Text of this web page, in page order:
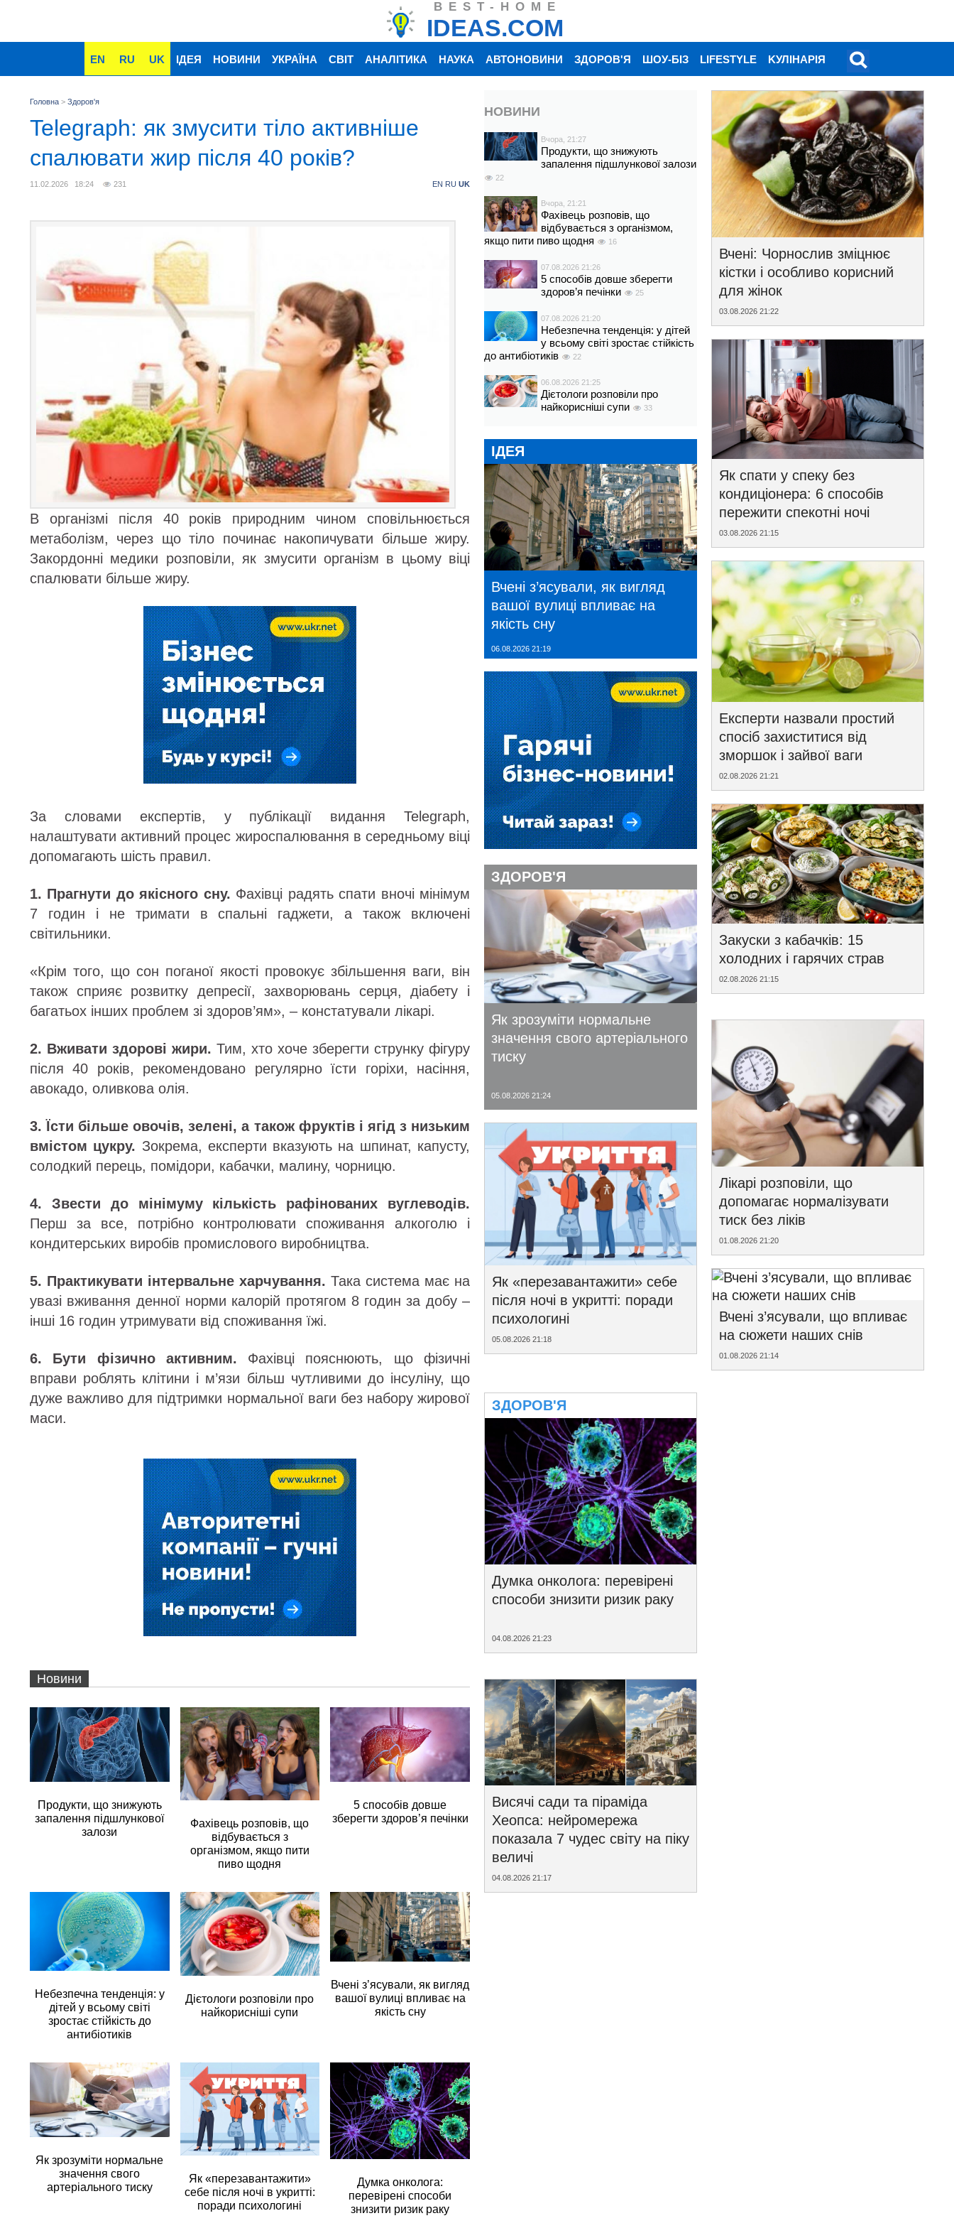
BEST-HOME
IDEAS.COM
EN RU UK ІДЕЯ НОВИНИ УКРАЇНА СВІТ АНАЛІТИКА НАУКА АВТОНОВИНИ ЗДОРОВ'Я ШОУ-БІЗ LIFESTYLE KУЛІНАРІЯ
Головна > Здоров'я
Telegraph: як змусити тіло активніше
спалювати жир після 40 років?
11.02.2026 18:24 231 EN RU UK
В організмі після 40 років природним чином сповільнюється
метаболізм, через що тіло починає накопичувати більше жиру.
Закордонні медики розповіли, як змусити організм в цьому віці
спалювати більше жиру.
За словами експертів, у публікації видання Telegraph,
налаштувати активний процес жироспалювання в середньому віці
допомагають шість правил.
1. Прагнути до якісного сну. Фахівці радять спати вночі мінімум
7 годин і не тримати в спальні гаджети, а також включені
світильники.
«Крім того, що сон поганої якості провокує збільшення ваги, він
також сприяє розвитку депресії, захворювань серця, діабету і
багатьох інших проблем зі здоров’ям», – констатували лікарі.
2. Вживати здорові жири. Тим, хто хоче зберегти струнку фігуру
після 40 років, рекомендовано регулярно їсти горіхи, насіння,
авокадо, оливкова олія.
3. Їсти більше овочів, зелені, а також фруктів і ягід з низьким
вмістом цукру. Зокрема, експерти вказують на шпинат, капусту,
солодкий перець, помідори, кабачки, малину, чорницю.
4. Звести до мінімуму кількість рафінованих вуглеводів.
Перш за все, потрібно контролювати споживання алкоголю і
кондитерських виробів промислового виробництва.
5. Практикувати інтервальне харчування. Така система має на
увазі вживання денної норми калорій протягом 8 годин за добу –
інші 16 годин утримувати від споживання їжі.
6. Бути фізично активним. Фахівці пояснюють, що фізичні
вправи роблять клітини і м’язи більш чутливими до інсуліну, що
дуже важливо для підтримки нормальної ваги без набору жирової
маси.
Новини
Продукти, що знижують
запалення підшлункової
залози
Фахівець розповів, що
відбувається з
організмом, якщо пити
пиво щодня
5 способів довше
зберегти здоров’я печінки
Небезпечна тенденція: у
дітей у всьому світі
зростає стійкість до
антибіотиків
Дієтологи розповіли про
найкорисніші супи
Вчені з’ясували, як вигляд
вашої вулиці впливає на
якість сну
Як зрозуміти нормальне
значення свого
артеріального тиску
Як «перезавантажити»
себе після ночі в укритті:
поради психологині
Думка онколога:
перевірені способи
знизити ризик раку
НОВИНИ
Вчора, 21:27
Продукти, що знижують
запалення підшлункової залози
22
Вчора, 21:21
Фахівець розповів, що
відбувається з організмом,
якщо пити пиво щодня
16
07.08.2026 21:26
5 способів довше зберегти
здоров’я печінки
25
07.08.2026 21:20
Небезпечна тенденція: у дітей
у всьому світі зростає стійкість
до антибіотиків
22
06.08.2026 21:25
Дієтологи розповіли про
найкорисніші супи
33
ІДЕЯ
Вчені з’ясували, як вигляд
вашої вулиці впливає на
якість сну
06.08.2026 21:19
ЗДОРОВ'Я
Як зрозуміти нормальне
значення свого артеріального
тиску
05.08.2026 21:24
Як «перезавантажити» себе
після ночі в укритті: поради
психологині
05.08.2026 21:18
ЗДОРОВ'Я
Думка онколога: перевірені
способи знизити ризик раку
04.08.2026 21:23
Висячі сади та піраміда
Хеопса: нейромережа
показала 7 чудес світу на піку
величі
04.08.2026 21:17
Вчені: Чорнослив зміцнює
кістки і особливо корисний
для жінок
03.08.2026 21:22
Як спати у спеку без
кондиціонера: 6 способів
пережити спекотні ночі
03.08.2026 21:15
Експерти назвали простий
спосіб захиститися від
зморшок і зайвої ваги
02.08.2026 21:21
Закуски з кабачків: 15
холодних і гарячих страв
02.08.2026 21:15
Лікарі розповіли, що
допомагає нормалізувати
тиск без ліків
01.08.2026 21:20
Вчені з’ясували, що впливає
на сюжети наших снів
01.08.2026 21:14